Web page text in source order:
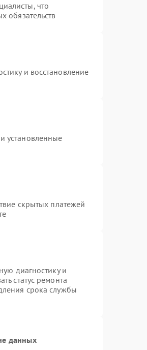
что
обязательств
и восстановление
установленные
скрытых платежей
диагностику и
статус ремонта
срока службы
данных